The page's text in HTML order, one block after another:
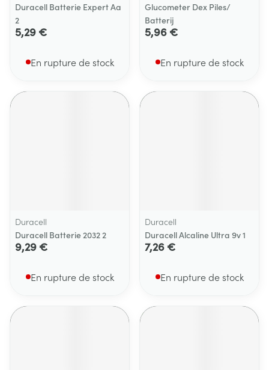
Duracell Batterie Expert Aa
2
5,29 €
En rupture de stock
Glucometer Dex Piles/
Batterij
5,96 €
En rupture de stock
Duracell
Duracell Batterie 2032 2
9,29 €
En rupture de stock
Duracell
Duracell Alcaline Ultra 9v 1
7,26 €
En rupture de stock